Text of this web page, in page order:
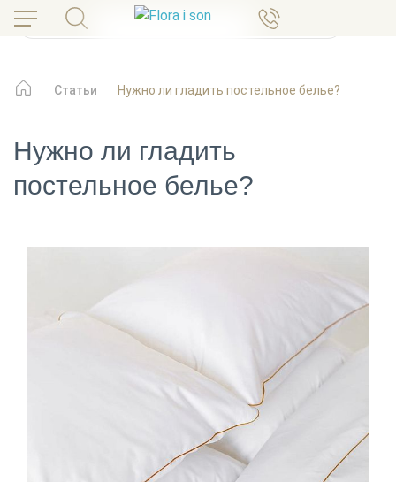
Статьи Нужно ли гладить постельное белье?
Нужно ли гладить
постельное белье?